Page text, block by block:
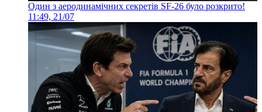
Один з аеродинамічних секретів SF-26 було розкрито!
11:49, 21/07